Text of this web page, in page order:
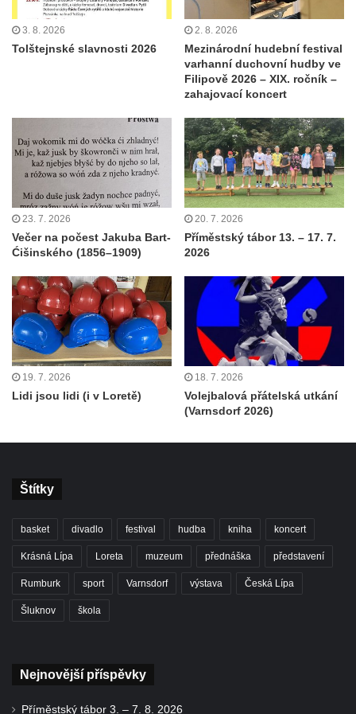
3. 8. 2026
Tolštejnské slavnosti 2026
2. 8. 2026
Mezinárodní hudební festival
varhanní duchovní hudby ve
Filipově 2026 – XIX. ročník –
zahajovací koncert
23. 7. 2026
Večer na počest Jakuba Bart-
Ćišinského (1856–1909)
20. 7. 2026
Příměstský tábor 13. – 17. 7.
2026
19. 7. 2026
Lidi jsou lidi (i v Loretě)
18. 7. 2026
Volejbalová přátelská utkání
(Varnsdorf 2026)
Štítky
basket divadlo festival hudba kniha koncert
Krásná Lípa Loreta muzeum přednáška představení
Rumburk sport Varnsdorf výstava Česká Lípa
Šluknov škola
Nejnovější příspěvky
Příměstský tábor 3. – 7. 8. 2026